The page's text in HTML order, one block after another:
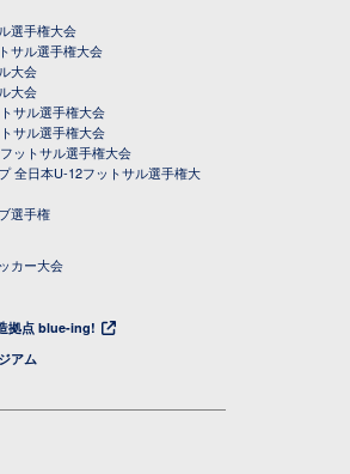
選手権大会
サル選手権大会
大会
大会
サル選手権大会
サル選手権大会
ットサル選手権大会
全日本U-12フットサル選手権大
選手権
カー大会
拠点 blue-ing!
アム